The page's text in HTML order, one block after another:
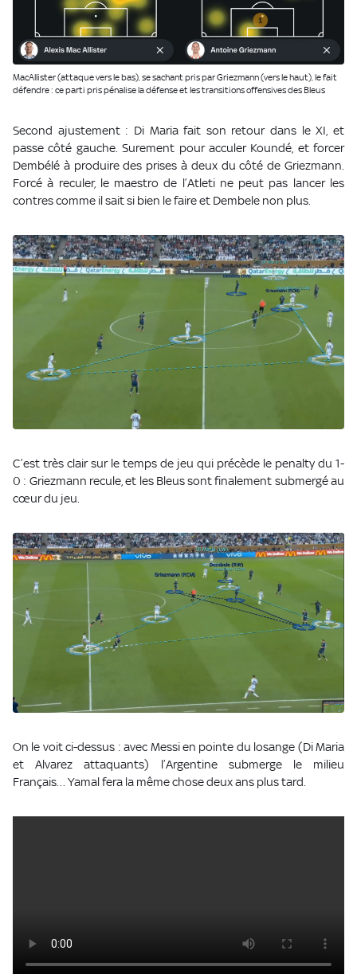
MacAllister (attaque vers le bas), se sachant pris par Griezmann (vers le haut), le fait
défendre : ce parti pris pénalise la défense et les transitions offensives des Bleus
Second ajustement : Di Maria fait son retour dans le XI, et
passe côté gauche. Surement pour acculer Koundé, et forcer
Dembélé à produire des prises à deux du côté de Griezmann.
Forcé à reculer, le maestro de l’Atleti ne peut pas lancer les
contres comme il sait si bien le faire et Dembele non plus.
C’est très clair sur le temps de jeu qui précède le penalty du 1-
0 : Griezmann recule, et les Bleus sont finalement submergé au
cœur du jeu.
On le voit ci-dessus : avec Messi en pointe du losange (Di Maria
et Alvarez attaquants) l’Argentine submerge le milieu
Français… Yamal fera la même chose deux ans plus tard.